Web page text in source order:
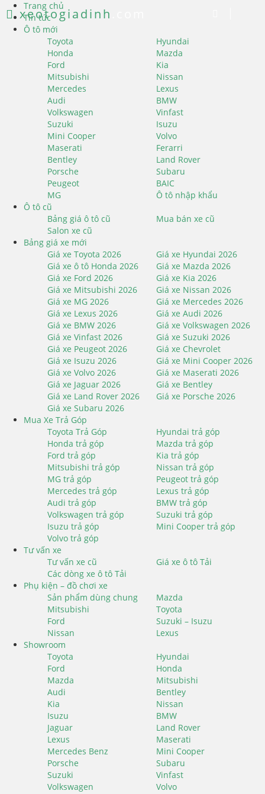
Trang chủ
Tin tức
Ô tô mới
Toyota
Hyundai
Honda
Mazda
Ford
Kia
Mitsubishi
Nissan
Mercedes
Lexus
Audi
BMW
Volkswagen
Vinfast
Suzuki
Isuzu
Mini Cooper
Volvo
Maserati
Ferarri
Bentley
Land Rover
Porsche
Subaru
Peugeot
BAIC
MG
Ô tô nhập khẩu
Ô tô cũ
Bảng giá ô tô cũ
Mua bán xe cũ
Salon xe cũ
Bảng giá xe mới
Giá xe Toyota 2026
Giá xe Hyundai 2026
Giá xe ô tô Honda 2026
Giá xe Mazda 2026
Giá xe Ford 2026
Giá xe Kia 2026
Giá xe Mitsubishi 2026
Giá xe Nissan 2026
Giá xe MG 2026
Giá xe Mercedes 2026
Giá xe Lexus 2026
Giá xe Audi 2026
Giá xe BMW 2026
Giá xe Volkswagen 2026
Giá xe Vinfast 2026
Giá xe Suzuki 2026
Giá xe Peugeot 2026
Giá xe Chevrolet
Giá xe Isuzu 2026
Giá xe Mini Cooper 2026
Giá xe Volvo 2026
Giá xe Maserati 2026
Giá xe Jaguar 2026
Giá xe Bentley
Giá xe Land Rover 2026
Giá xe Porsche 2026
Giá xe Subaru 2026
Mua Xe Trả Góp
Toyota Trả Góp
Hyundai trả góp
Honda trả góp
Mazda trả góp
Ford trả góp
Kia trả góp
Mitsubishi trả góp
Nissan trả góp
MG trả góp
Peugeot trả góp
Mercedes trả góp
Lexus trả góp
Audi trả góp
BMW trả góp
Volkswagen trả góp
Suzuki trả góp
Isuzu trả góp
Mini Cooper trả góp
Volvo trả góp
Tư vấn xe
Tư vấn xe cũ
Giá xe ô tô Tải
Các dòng xe ô tô Tải
Phụ kiện – đồ chơi xe
Sản phẩm dùng chung
Mazda
Mitsubishi
Toyota
Ford
Suzuki – Isuzu
Nissan
Lexus
Showroom
Toyota
Hyundai
Ford
Honda
Mazda
Mitsubishi
Audi
Bentley
Kia
Nissan
Isuzu
BMW
Jaguar
Land Rover
Lexus
Maserati
Mercedes Benz
Mini Cooper
Porsche
Subaru
Suzuki
Vinfast
Volkswagen
Volvo
xeotogiadinh